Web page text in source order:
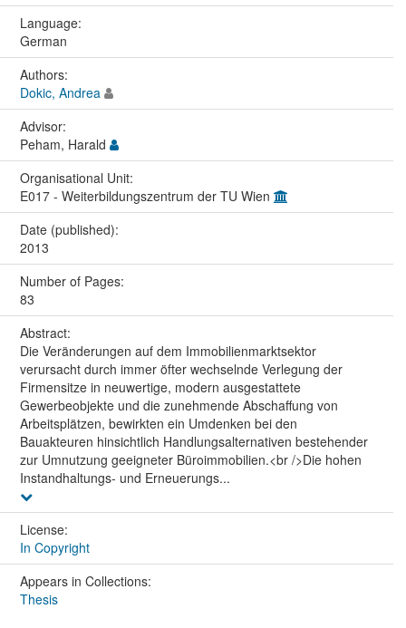
Language:
German
Authors:
Dokic, Andrea
Advisor:
Peham, Harald
Organisational Unit:
E017 - Weiterbildungszentrum der TU Wien
Date (published):
2013
Number of Pages:
83
Abstract:
Die Veränderungen auf dem Immobilienmarktsektor
verursacht durch immer öfter wechselnde Verlegung der
Firmensitze in neuwertige, modern ausgestattete
Gewerbeobjekte und die zunehmende Abschaffung von
Arbeitsplätzen, bewirkten ein Umdenken bei den
Bauakteuren hinsichtlich Handlungsalternativen bestehender
zur Umnutzung geeigneter Büroimmobilien.<br />Die hohen
Instandhaltungs- und Erneuerungs...
License:
In Copyright
Appears in Collections:
Thesis